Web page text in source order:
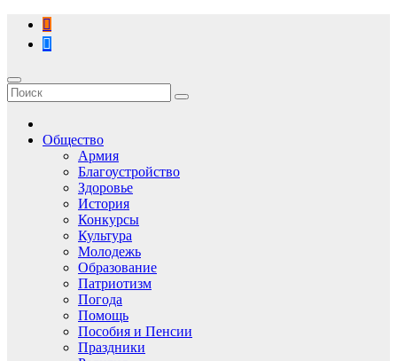
Перейти
содержимому
Общество
Армия
Благоустройство
Здоровье
История
Конкурсы
Культура
Молодежь
Образование
Патриотизм
Погода
Помощь
Пособия и Пенсии
Праздники